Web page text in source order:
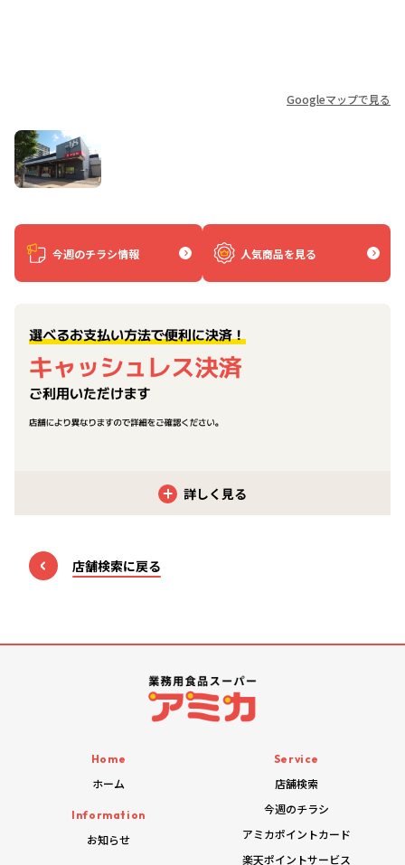
Googleマップで見る
今週のチラシ情報 人気商品を見る
「VISA」「MasterCard」「JCB」「AMERICAN EXPRESS」
「楽天Edy」「nanaco」「WAON」「QUIC Pay」
「Kitaca」「Suica」「PASMO」「TOICA」「manaca」
QRコード決済
店舗検索に戻る
Home
ホーム
Information
お知らせ
Service
店舗検索
今週のチラシ
アミカポイントカード
楽天ポイントサービス